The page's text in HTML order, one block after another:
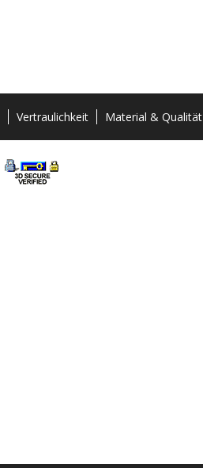
Vertraulichkeit Material & Qualität